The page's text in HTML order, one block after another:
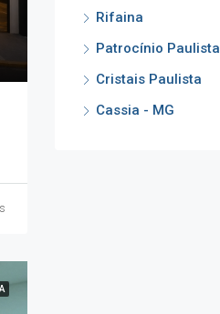
Rifaina
Patrocínio Paulista
Cristais Paulista
Cassia - MG